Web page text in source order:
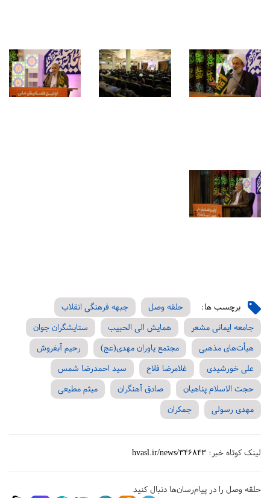
برچسب ها: حلقه وصل
جبهه فرهنگی انقلاب
جامعه ایمانی مشعر
همایش الی الحبیب
ستایشگران جوان
هیأت‌های مذهبی
مجتمع یاوران مهدی(عج)
رحیم آبفروش
علی خورشیدی
غلامرضا فلاح
سید احمدرضا شمس
حجت الاسلام پناهیان
صادق آهنگران
میثم مطیعی
مهدی رسولی
جمکران
لینک کوتاه خبر: hvasl.ir/news/346843
حلقه وصل را در پیام‌رسان‌ها دنبال کنید